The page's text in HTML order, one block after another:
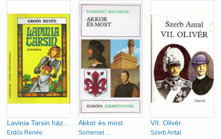
Erdős Renée
Akkor és most VII. Olivér
Szerb Antal